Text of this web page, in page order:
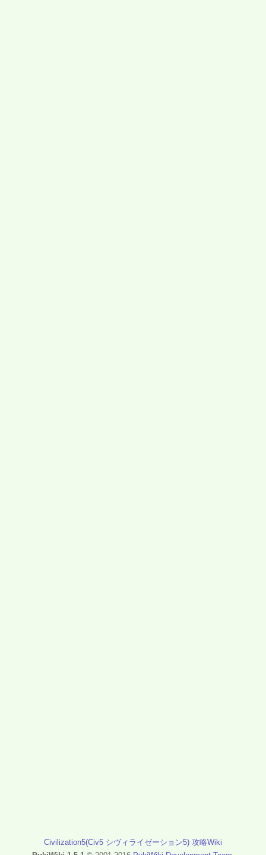
Civilization5(Civ5 シヴィライゼーション5) 攻略Wiki